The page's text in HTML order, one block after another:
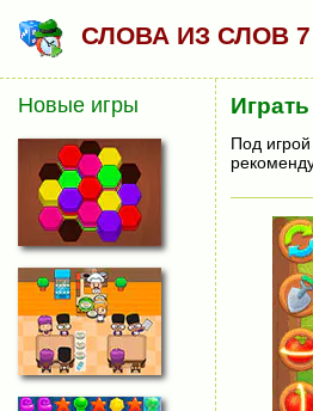
СЛОВА ИЗ СЛОВ 7
Под
Новые игры